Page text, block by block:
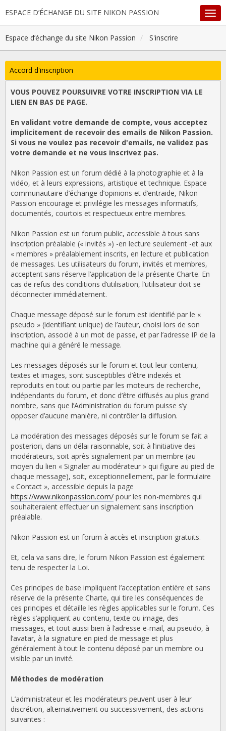
ESPACE D’ÉCHANGE DU SITE NIKON PASSION
Espace d’échange du site Nikon Passion S'inscrire
Accord d'inscription
VOUS POUVEZ POURSUIVRE VOTRE INSCRIPTION VIA LE
LIEN EN BAS DE PAGE.
En validant votre demande de compte, vous acceptez
implicitement de recevoir des emails de Nikon Passion.
Si vous ne voulez pas recevoir d'emails, ne validez pas
votre demande et ne vous inscrivez pas.
Nikon Passion est un forum dédié à la photographie et à la
vidéo, et à leurs expressions, artistique et technique. Espace
communautaire d’échange d’opinions et d’entraide, Nikon
Passion encourage et privilégie les messages informatifs,
documentés, courtois et respectueux entre membres.
Nikon Passion est un forum public, accessible à tous sans
inscription préalable (« invités ») -en lecture seulement -et aux
« membres » préalablement inscrits, en lecture et publication
de messages. Les utilisateurs du forum, invités et membres,
acceptent sans réserve l’application de la présente Charte. En
cas de refus des conditions d’utilisation, l’utilisateur doit se
déconnecter immédiatement.
Chaque message déposé sur le forum est identifié par le «
pseudo » (identifiant unique) de l’auteur, choisi lors de son
inscription, associé à un mot de passe, et par l’adresse IP de la
machine qui a généré le message.
Les messages déposés sur le forum et tout leur contenu,
textes et images, sont susceptibles d’être indexés et
reproduits en tout ou partie par les moteurs de recherche,
indépendants du forum, et donc d’être diffusés au plus grand
nombre, sans que l’Administration du forum puisse s’y
opposer d’aucune manière, ni contrôler la diffusion.
La modération des messages déposés sur le forum se fait a
posteriori, dans un délai raisonnable, soit à l’initiative des
modérateurs, soit après signalement par un membre (au
moyen du lien « Signaler au modérateur » qui figure au pied de
chaque message), soit, exceptionnellement, par le formulaire
« Contact », accessible depuis la page
https://www.nikonpassion.com/ pour les non-membres qui
souhaiteraient effectuer un signalement sans inscription
préalable.
Nikon Passion est un forum à accès et inscription gratuits.
Et, cela va sans dire, le forum Nikon Passion est également
tenu de respecter la Loi.
Ces principes de base impliquent l’acceptation entière et sans
réserve de la présente Charte, qui tire les conséquences de
ces principes et détaille les règles applicables sur le forum. Ces
règles s’appliquent au contenu, texte ou image, des
messages, et tout aussi bien à l’adresse e-mail, au pseudo, à
l’avatar, à la signature en pied de message et plus
généralement à tout le contenu déposé par un membre ou
visible par un invité.
Méthodes de modération
L’administrateur et les modérateurs peuvent user à leur
discrétion, alternativement ou successivement, des actions
suivantes :